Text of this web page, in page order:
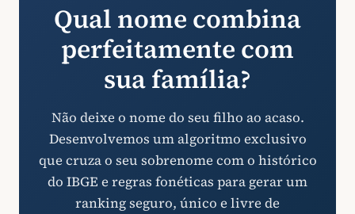
Qual nome combina
perfeitamente com
sua família?
Não deixe o nome do seu filho ao acaso.
Desenvolvemos um algoritmo exclusivo
que cruza o seu sobrenome com o histórico
do IBGE e regras fonéticas para gerar um
ranking seguro, único e livre de